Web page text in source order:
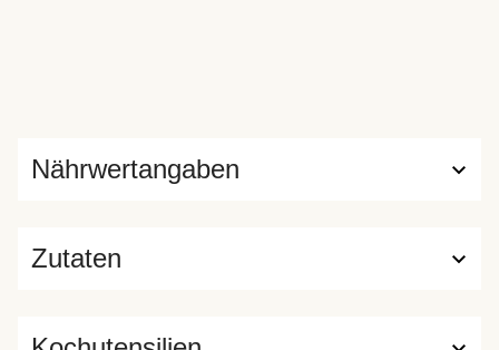
Zutaten
Nährwertangaben